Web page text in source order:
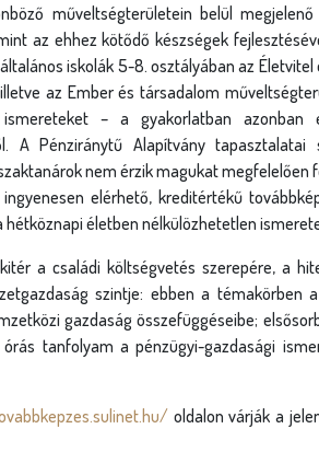
műveltségterületein belül
az ehhez kötődő készségek
iskolák 5-8. osztályában az Életvitel
az Ember és társadalom
– a gyakorlatban azonban
A Pénziránytű Alapítvány tapasztalatai
nem érzik magukat megfelelően
elérhető, kreditértékű
életben nélkülözhetetlen
a családi költségvetés szerepére, a
szintje: ebben a témakörben
gazdaság összefüggéseibe;
tanfolyam a pénzügyi-gazdasági
oldalon várják a